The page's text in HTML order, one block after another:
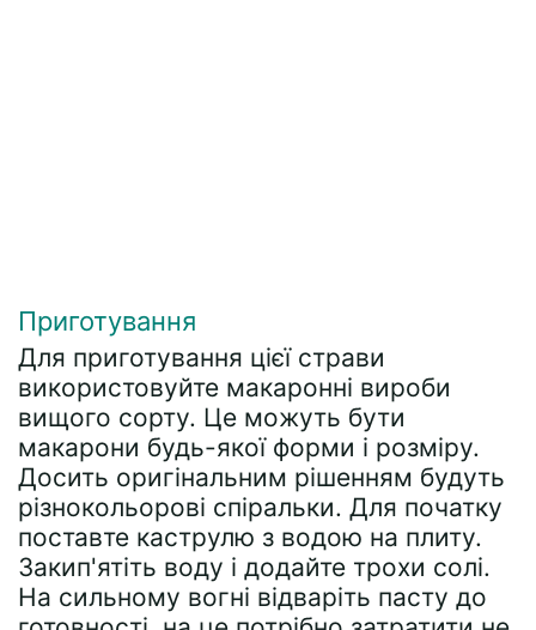
Приготування
Для приготування цієї страви
використовуйте макаронні вироби
вищого сорту. Це можуть бути
макарони будь-якої форми і розміру.
Досить оригінальним рішенням будуть
різнокольорові спіральки. Для початку
поставте каструлю з водою на плиту.
Закип'ятіть воду і додайте трохи солі.
На сильному вогні відваріть пасту до